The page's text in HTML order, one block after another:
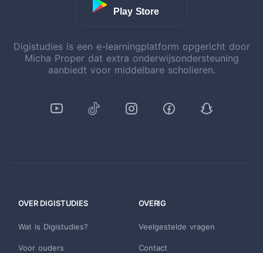
Play Store
Digistudies is een e-learningplatform opgericht door
Micha Proper dat extra onderwijsondersteuning
aanbiedt voor middelbare scholieren.
OVER DIGISTUDIES
Wat is Digistudies?
Voor ouders
OVERIG
Veelgestelde vragen
Contact